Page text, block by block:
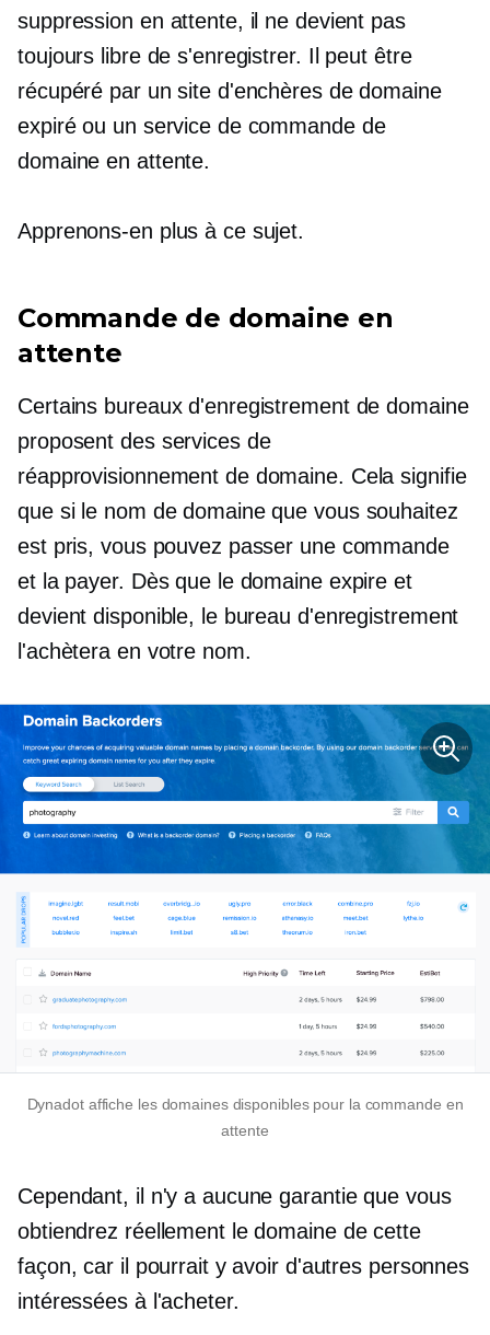
suppression en attente, il ne devient pas
toujours libre de s'enregistrer. Il peut être
récupéré par un site d'enchères de domaine
expiré ou un service de commande de
domaine en attente.
Apprenons-en plus à ce sujet.
Commande de domaine en
attente
Certains bureaux d'enregistrement de domaine
proposent des services de
réapprovisionnement de domaine. Cela signifie
que si le nom de domaine que vous souhaitez
est pris, vous pouvez passer une commande
et la payer. Dès que le domaine expire et
devient disponible, le bureau d'enregistrement
l'achètera en votre nom.
Dynadot affiche les domaines disponibles pour la commande en
attente
Cependant, il n'y a aucune garantie que vous
obtiendrez réellement le domaine de cette
façon, car il pourrait y avoir d'autres personnes
intéressées à l'acheter.